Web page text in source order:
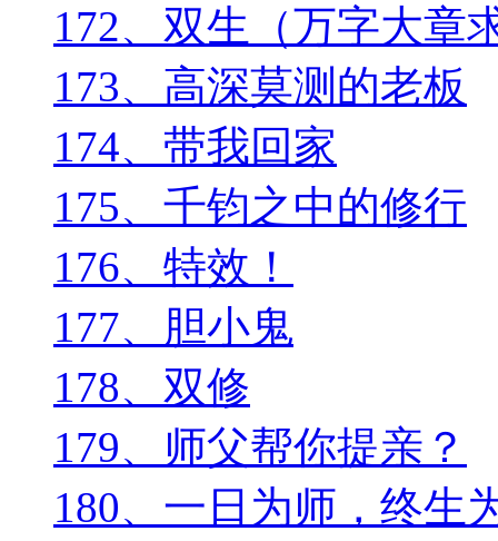
172、双生（万字大章
173、高深莫测的老板
174、带我回家
175、千钧之中的修行
176、特效！
177、胆小鬼
178、双修
179、师父帮你提亲？
180、一日为师，终生